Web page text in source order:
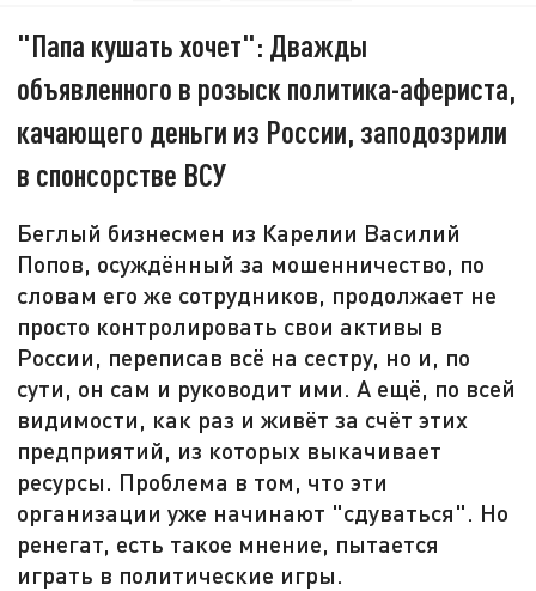
"Папа кушать хочет": Дважды
объявленного в розыск политика-афериста,
качающего деньги из России, заподозрили
в спонсорстве ВСУ
Беглый бизнесмен из Карелии Василий
Попов, осуждённый за мошенничество, по
словам его же сотрудников, продолжает не
просто контролировать свои активы в
России, переписав всё на сестру, но и, по
сути, он сам и руководит ими. А ещё, по всей
видимости, как раз и живёт за счёт этих
предприятий, из которых выкачивает
ресурсы. Проблема в том, что эти
организации уже начинают "сдуваться". Но
ренегат, есть такое мнение, пытается
играть в политические игры.